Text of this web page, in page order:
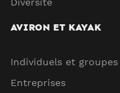
AVIRON ET KAYAK
Individuels et groupes
Entreprises